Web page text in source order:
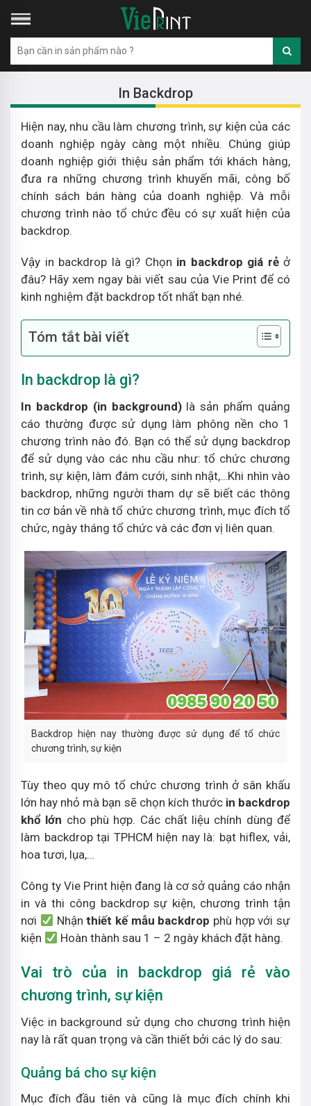
In Backdrop
Hiện nay, nhu cầu làm chương trình, sự kiện của các
doanh nghiệp ngày càng một nhiều. Chúng giúp
doanh nghiệp giới thiệu sản phẩm tới khách hàng,
đưa ra những chương trình khuyến mãi, công bố
chính sách bán hàng của doanh nghiệp. Và mỗi
chương trình nào tổ chức đều có sự xuất hiện của
backdrop.
Vậy in backdrop là gì? Chọn in backdrop giá rẻở
đâu? Hãy xem ngay bài viết sau của Vie Print để có
kinh nghiệm đặt backdrop tốt nhất bạn nhé.
Tóm tắt bài viết
In backdrop là gì?
In backdrop (in background)là sản phẩm quảng
cáo thường được sử dụng làm phông nền cho 1
chương trình nào đó. Bạn có thể sử dụng backdrop
để sử dụng vào các nhu cầu như: tổ chức chương
trình, sự kiện, làm đám cưới, sinh nhật,…Khi nhìn vào
backdrop, những người tham dự sẽ biết các thông
tin cơ bản về nhà tổ chức chương trình, mục đích tổ
chức, ngày tháng tổ chức và các đơn vị liên quan.
Backdrop hiện nay thường được sử dụng để tổ chức
chương trình, sự kiện
Tùy theo quy mô tổ chức chương trình ở sân khấu
lớn hay nhỏ mà bạn sẽ chọn kích thước in backdrop
khổ lớn cho phù hợp. Các chất liệu chính dùng để
làm backdrop tại TPHCM hiện nay là: bạt hiflex, vải,
hoa tươi, lụa,…
Công ty Vie Print hiện đang là cơ sở quảng cáo nhận
in và thi công backdrop sự kiện, chương trình tận
nơi
Nhậnthiết kế mẫu backdrop phù hợp với sự
kiện
Hoàn thành sau 1 – 2 ngày khách đặt hàng.
Vai trò của in backdrop giá rẻ vào
chương trình, sự kiện
Việc in background sử dụng cho chương trình hiện
nay là rất quan trọng và cần thiết bởi các lý do sau:
Quảng bá cho sự kiện
Mục đích đầu tiên và cũng là mục đích chính khi